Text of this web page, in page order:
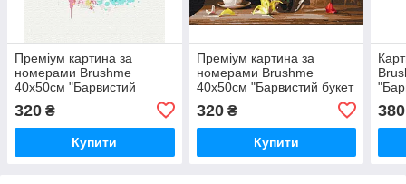
Преміум картина за
номерами Brushme
40x50см "Барвистий
320 ₴
Купити
Преміум картина за
номерами Brushme
40x50см "Барвистий букет
320₴
Купити
380